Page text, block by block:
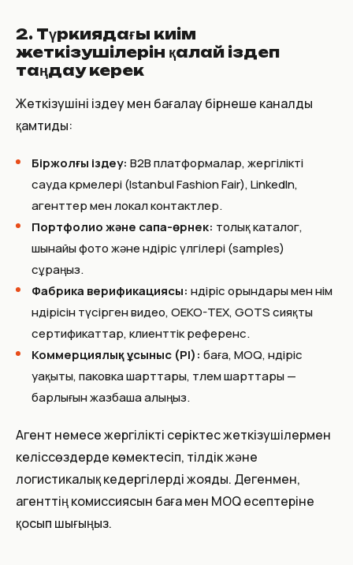
2. Түркиядағы киім
жеткізушілерін қалай іздеп
таңдау керек
Жеткізушіні іздеу мен бағалау бірнеше каналды
қамтиды:
Біржолғы іздеу: B2B платформалар, жергілікті
сауда көрмелері (Istanbul Fashion Fair), LinkedIn,
агенттер мен локал контактлер.
Портфолио және сапа-өрнек: толық каталог,
шынайы фото және өндіріс үлгілері (samples)
сұраңыз.
Фабрика верификациясы: өндіріс орындары мен өнім
өндірісін түсірген видео, OEKO-TEX, GOTS сияқты
сертификаттар, клиенттік референс.
Коммерциялық ұсыныс (PI): баға, MOQ, өндіріс
уақыты, паковка шарттары, төлем шарттары —
барлығын жазбаша алыңыз.
Агент немесе жергілікті серіктес жеткізушілермен
келіссөздерде көмектесіп, тілдік және
логистикалық кедергілерді жояды. Дегенмен,
агенттің комиссиясын баға мен MOQ есептеріне
қосып шығыңыз.